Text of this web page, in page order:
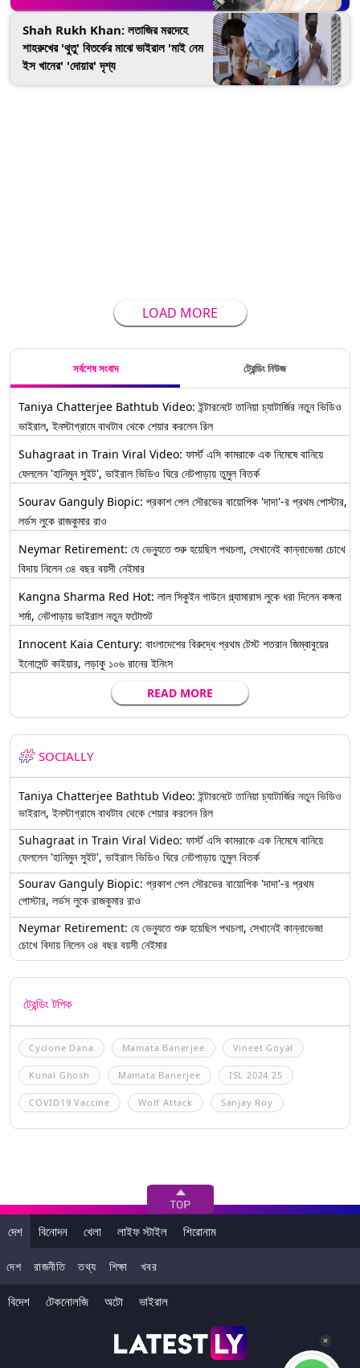
Shah Rukh Khan: লতাজির মরদেহে
শাহরুখের 'থুতু' বিতর্কের মাঝে ভাইরাল 'মাই নেম
ইস খানের' 'দোয়ার' দৃশ্য
LOAD MORE
সর্বশেষ সংবাদ ট্রেন্ডিং নিউজ
Taniya Chatterjee Bathtub Video: ইন্টারনেটে তানিয়া চ্যাটার্জির নতুন ভিডিও
ভাইরাল, ইনস্টাগ্রামে বাথটাব থেকে শেয়ার করলেন রিল
Suhagraat in Train Viral Video: ফার্স্ট এসি কামরাকে এক নিমেষে বানিয়ে
ফেললেন 'হানিমুন সুইট', ভাইরাল ভিডিও ঘিরে নেটপাড়ায় তুমুল বিতর্ক
Sourav Ganguly Biopic: প্রকাশ পেল সৌরভের বায়োপিক 'দাদা'-র প্রথম পোস্টার,
লর্ডস লুকে রাজকুমার রাও
Neymar Retirement: যে ভেন্যুতে শুরু হয়েছিল পথচলা, সেখানেই কান্নাভেজা চোখে
বিদায় নিলেন ৩৪ বছর বয়সী নেইমার
Kangna Sharma Red Hot: লাল সিকুইন গাউনে গ্ল্যামারাস লুকে ধরা দিলেন কঙ্গনা
শর্মা, নেটপাড়ায় ভাইরাল নতুন ফটোশুট
Innocent Kaia Century: বাংলাদেশের বিরুদ্ধে প্রথম টেস্ট শতরান জিম্বাবুয়ের
ইনোসেন্ট কাইয়ার, লড়াকু ১০৬ রানের ইনিংস
READ MORE
SOCIALLY
Taniya Chatterjee Bathtub Video: ইন্টারনেটে তানিয়া চ্যাটার্জির নতুন ভিডিও
ভাইরাল, ইনস্টাগ্রামে বাথটাব থেকে শেয়ার করলেন রিল
Suhagraat in Train Viral Video: ফার্স্ট এসি কামরাকে এক নিমেষে বানিয়ে
ফেললেন 'হানিমুন সুইট', ভাইরাল ভিডিও ঘিরে নেটপাড়ায় তুমুল বিতর্ক
Sourav Ganguly Biopic: প্রকাশ পেল সৌরভের বায়োপিক 'দাদা'-র প্রথম
পোস্টার, লর্ডস লুকে রাজকুমার রাও
Neymar Retirement: যে ভেন্যুতে শুরু হয়েছিল পথচলা, সেখানেই কান্নাভেজা
চোখে বিদায় নিলেন ৩৪ বছর বয়সী নেইমার
ট্রেন্ডিং টপিক
Cyclone Dana Mamata Banerjee Vineet Goyal
Kunal Ghosh Mamata Banerjee ISL 2024 25
COVID19 Vaccine Wolf Attack Sanjay Roy
দেশ বিনোদন খেলা লাইফ স্টাইল শিরোনাম
দেশ রাজনীতি তথ্য শিক্ষা খবর
বিদেশ টেকনোলজি অটো ভাইরাল